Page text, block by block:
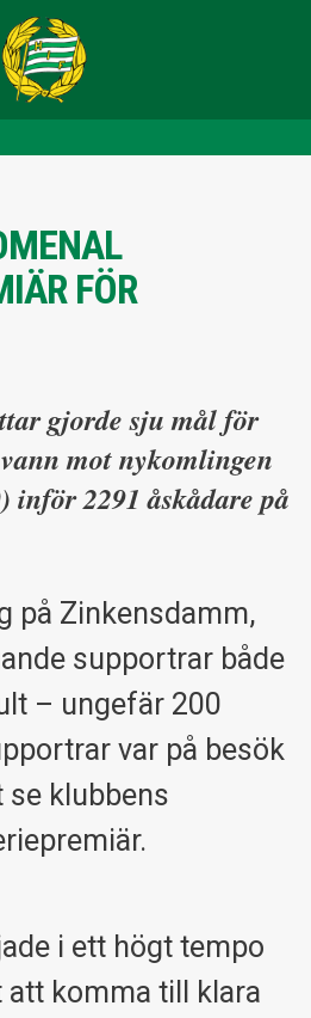
FÖR
gjorde sju mål för
mot nykomlingen
inför 2291 åskådare på
på Zinkensdamm,
supportrar både
– ungefär 200
var på besök
se klubbens
i ett högt tempo
att komma till klara